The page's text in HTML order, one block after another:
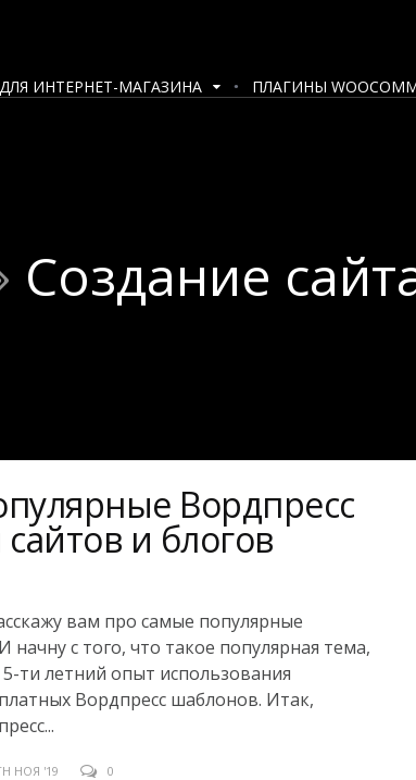
ДЛЯ ИНТЕРНЕТ-МАГАЗИНА ПЛАГИНЫ
Создание
Вордпресс
и блогов
вам про самые популярные
начну с того, что такое популярная тема,
ти летний опыт использования
Вордпресс шаблонов. Итак,
НОЯ '19 0